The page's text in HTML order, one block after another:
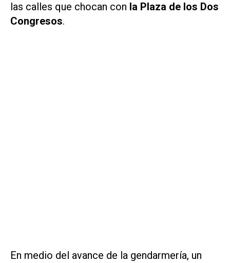
las calles que chocan con la Plaza de los Dos
Congresos.
En medio del avance de la gendarmería, un